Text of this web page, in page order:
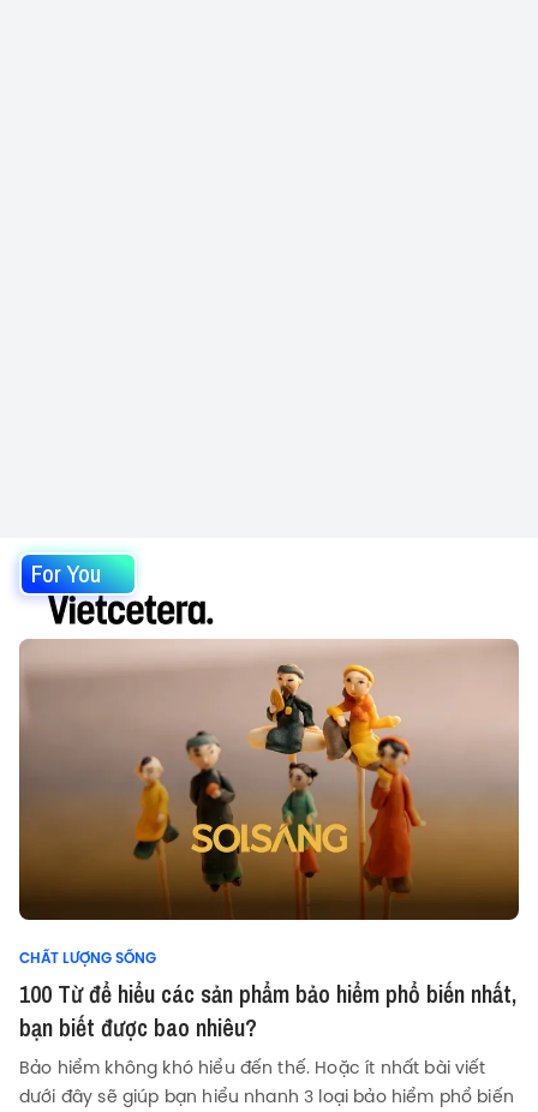
For You
CHẤT LƯỢNG SỐNG
100 Từ để hiểu các sản phẩm bảo hiểm phổ biến nhất,
bạn biết được bao nhiêu?
Bảo hiểm không khó hiểu đến thế. Hoặc ít nhất bài viết
dưới đây sẽ giúp bạn hiểu nhanh 3 loại bảo hiểm phổ biến